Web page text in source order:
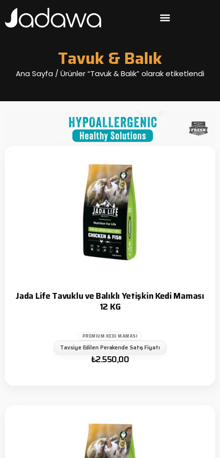
Tavuk & Balık
Ana Sayfa / Ürünler “Tavuk & Balık” olarak etiketlendi
Jada Life Tavuklu ve Balıklı Yetişkin Kedi Maması
12 KG
PREMIUM KEDI MAMASI
Tavsiye Edilen Perakende Satış Fiyatı
₺2.550,00